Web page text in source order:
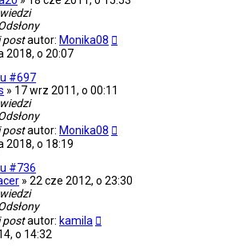
postautor: Monika08
2018, o 20:07
#697
» 17 wrz 2011, o 00:11
postautor: Monika08
2018, o 18:19
#736
» 22 cze 2012, o 23:30
postautor: kamila
o 14:32